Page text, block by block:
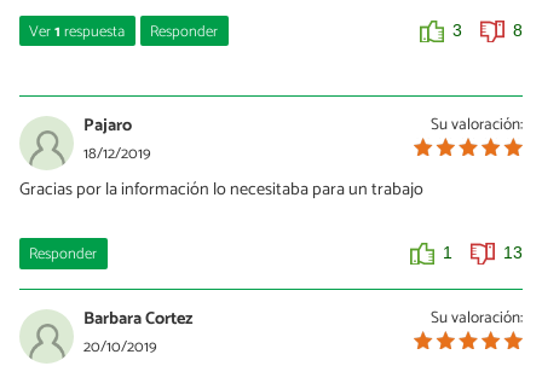
Ver1respuesta Responder 3 8
Me ha servido de mucho ya que me ayudó a hacer un artículo e
hice del tigre en peligro de extinción, muchas gracias. Estoy en
sexto grado, me ha servido mucho gracias por la ayuda.***
Su valoración:
Pajaro
18/12/2019
Gracias por la información lo necesitaba para un trabajo
Responder 1 13
Su valoración:
Barbara Cortez
20/10/2019